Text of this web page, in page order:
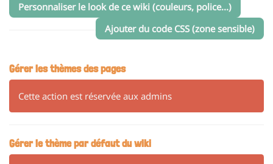
Personnaliser le look de ce wiki (couleurs, police...)
Ajouter du code CSS (zone sensible)
Gérer les thèmes des pages
Cette action est réservée aux admins
Gérer le thème par défaut du wiki